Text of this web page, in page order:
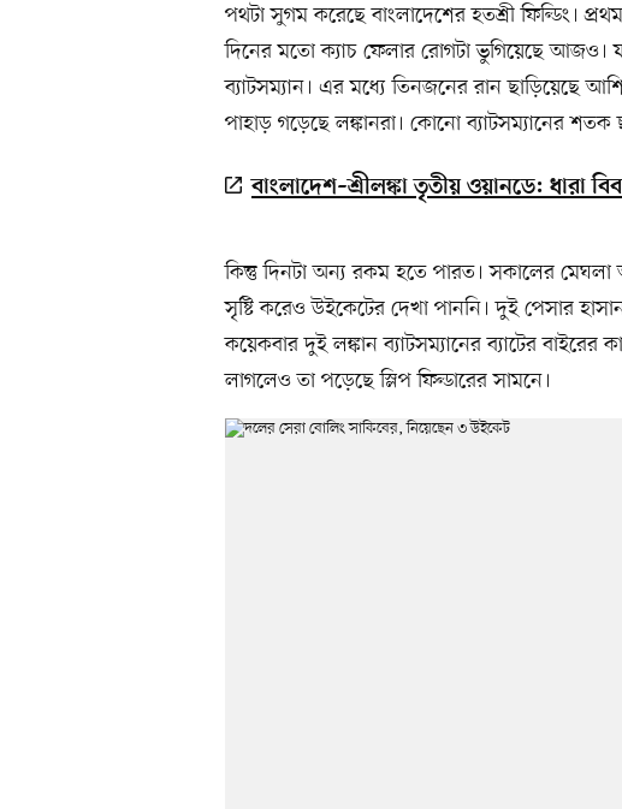
পথটা সুগম করেছে বাংলাদেশের হতশ্রী ফিল্ডিং।
দিনের মতো ক্যাচ ফেলার রোগটা ভুগিয়েছে আজও।
ব্যাটসম্যান। এর মধ্যে তিনজনের রান ছাড়িয়েছে
পাহাড় গড়েছে লঙ্কানরা। কোনো ব্যাটসম্যানের শতক
বাংলাদেশ–শ্রীলঙ্কা তৃতীয় ওয়ানডে: ধারা
কিন্তু দিনটা অন্য রকম হতে পারত। সকালের
সৃষ্টি করেও উইকেটের দেখা পাননি। দুই পেসার
কয়েকবার দুই লঙ্কান ব্যাটসম্যানের ব্যাটের বাইরের
লাগলেও তা পড়েছে স্লিপ ফিল্ডারের সামনে।